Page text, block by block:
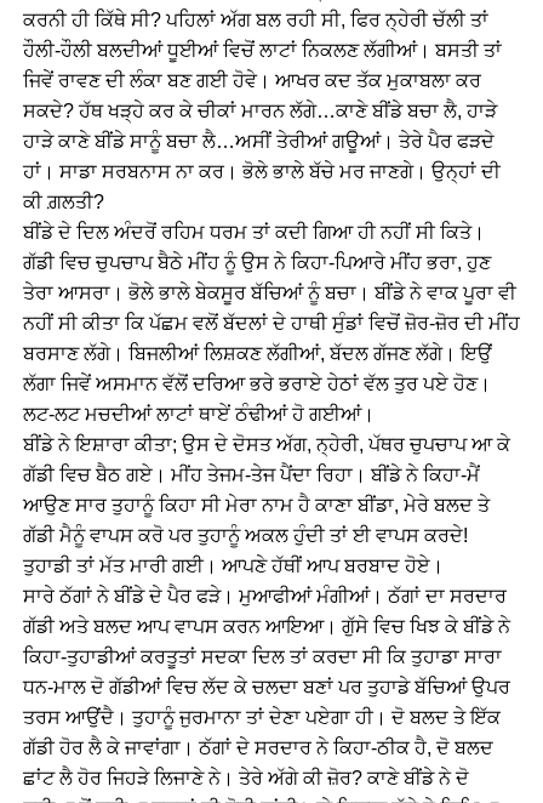
ਕਰਨੀ ਹੀ ਕਿੱਥੇ ਸੀ? ਪਹਿਲਾਂ ਅੱਗ ਬਲ ਰਹੀ ਸੀ, ਫਿਰ ਨ੍ਹੇਰੀ ਚੱਲੀ ਤਾਂ
ਹੌਲੀ-ਹੌਲੀ ਬਲਦੀਆਂ ਧੂਈਆਂ ਵਿਚੋਂ ਲਾਟਾਂ ਨਿਕਲਣ ਲੱਗੀਆਂ। ਬਸਤੀ ਤਾਂ
ਜਿਵੇਂ ਰਾਵਣ ਦੀ ਲੰਕਾ ਬਣ ਗਈ ਹੋਵੇ। ਆਖਰ ਕਦ ਤੱਕ ਮੁਕਾਬਲਾ ਕਰ
ਸਕਦੇ? ਹੱਥ ਖੜ੍ਹੇ ਕਰ ਕੇ ਚੀਕਾਂ ਮਾਰਨ ਲੱਗੇ…ਕਾਣੇ ਬੀਂਡੇ ਬਚਾ ਲੈ, ਹਾੜੇ
ਹਾੜੇ ਕਾਣੇ ਬੀਂਡੇ ਸਾਨੂੰ ਬਚਾ ਲੈ…ਅਸੀਂ ਤੇਰੀਆਂ ਗਊਆਂ। ਤੇਰੇ ਪੈਰ ਫੜਦੇ
ਹਾਂ। ਸਾਡਾ ਸਰਬਨਾਸ ਨਾ ਕਰ। ਭੋਲੇ ਭਾਲੇ ਬੱਚੇ ਮਰ ਜਾਣਗੇ। ਉਨ੍ਹਾਂ ਦੀ
ਕੀ ਗ਼ਲਤੀ?
ਬੀਂਡੇ ਦੇ ਦਿਲ ਅੰਦਰੋਂ ਰਹਿਮ ਧਰਮ ਤਾਂ ਕਦੀ ਗਿਆ ਹੀ ਨਹੀਂ ਸੀ ਕਿਤੇ।
ਗੱਡੀ ਵਿਚ ਚੁਪਚਾਪ ਬੈਠੇ ਮੀਂਹ ਨੂੰ ਉਸ ਨੇ ਕਿਹਾ-ਪਿਆਰੇ ਮੀਂਹ ਭਰਾ, ਹੁਣ
ਤੇਰਾ ਆਸਰਾ। ਭੋਲੇ ਭਾਲੇ ਬੇਕਸੂਰ ਬੱਚਿਆਂ ਨੂੰ ਬਚਾ। ਬੀਂਡੇ ਨੇ ਵਾਕ ਪੂਰਾ ਵੀ
ਨਹੀਂ ਸੀ ਕੀਤਾ ਕਿ ਪੱਛਮ ਵਲੋਂ ਬੱਦਲਾਂ ਦੇ ਹਾਥੀ ਸੁੰਡਾਂ ਵਿਚੋਂ ਜ਼ੋਰ-ਜ਼ੋਰ ਦੀ ਮੀਂਹ
ਬਰਸਾਣ ਲੱਗੇ। ਬਿਜਲੀਆਂ ਲਿਸ਼ਕਣ ਲੱਗੀਆਂ, ਬੱਦਲ ਗੱਜਣ ਲੱਗੇ। ਇਉਂ
ਲੱਗਾ ਜਿਵੇਂ ਅਸਮਾਨ ਵੱਲੋਂ ਦਰਿਆ ਭਰੇ ਭਰਾਏ ਹੇਠਾਂ ਵੱਲ ਤੁਰ ਪਏ ਹੋਣ।
ਲਟ-ਲਟ ਮਚਦੀਆਂ ਲਾਟਾਂ ਥਾਏਂ ਠੰਢੀਆਂ ਹੋ ਗਈਆਂ।
ਬੀਂਡੇ ਨੇ ਇਸ਼ਾਰਾ ਕੀਤਾ; ਉਸ ਦੇ ਦੋਸਤ ਅੱਗ, ਨ੍ਹੇਰੀ, ਪੱਥਰ ਚੁਪਚਾਪ ਆ ਕੇ
ਗੱਡੀ ਵਿਚ ਬੈਠ ਗਏ। ਮੀਂਹ ਤੇਜਮ-ਤੇਜ ਪੈਂਦਾ ਰਿਹਾ। ਬੀਂਡੇ ਨੇ ਕਿਹਾ-ਮੈਂ
ਆਉਣ ਸਾਰ ਤੁਹਾਨੂੰ ਕਿਹਾ ਸੀ ਮੇਰਾ ਨਾਮ ਹੈ ਕਾਣਾ ਬੀਂਡਾ, ਮੇਰੇ ਬਲਦ ਤੇ
ਗੱਡੀ ਮੈਨੂੰ ਵਾਪਸ ਕਰੋ ਪਰ ਤੁਹਾਨੂੰ ਅਕਲ ਹੁੰਦੀ ਤਾਂ ਈ ਵਾਪਸ ਕਰਦੇ!
ਤੁਹਾਡੀ ਤਾਂ ਮੱਤ ਮਾਰੀ ਗਈ। ਆਪਣੇ ਹੱਥੀਂ ਆਪ ਬਰਬਾਦ ਹੋਏ।
ਸਾਰੇ ਠੱਗਾਂ ਨੇ ਬੀਂਡੇ ਦੇ ਪੈਰ ਫੜੇ। ਮੁਆਫੀਆਂ ਮੰਗੀਆਂ। ਠੱਗਾਂ ਦਾ ਸਰਦਾਰ
ਗੱਡੀ ਅਤੇ ਬਲਦ ਆਪ ਵਾਪਸ ਕਰਨ ਆਇਆ। ਗੁੱਸੇ ਵਿਚ ਖਿਝ ਕੇ ਬੀਂਡੇ ਨੇ
ਕਿਹਾ-ਤੁਹਾਡੀਆਂ ਕਰਤੂਤਾਂ ਸਦਕਾ ਦਿਲ ਤਾਂ ਕਰਦਾ ਸੀ ਕਿ ਤੁਹਾਡਾ ਸਾਰਾ
ਧਨ-ਮਾਲ ਦੋ ਗੱਡੀਆਂ ਵਿਚ ਲੱਦ ਕੇ ਚਲਦਾ ਬਣਾਂ ਪਰ ਤੁਹਾਡੇ ਬੱਚਿਆਂ ਉਪਰ
ਤਰਸ ਆਉਂਦੈ। ਤੁਹਾਨੂੰ ਜੁਰਮਾਨਾ ਤਾਂ ਦੇਣਾ ਪਏਗਾ ਹੀ। ਦੋ ਬਲਦ ਤੇ ਇੱਕ
ਗੱਡੀ ਹੋਰ ਲੈ ਕੇ ਜਾਵਾਂਗਾ। ਠੱਗਾਂ ਦੇ ਸਰਦਾਰ ਨੇ ਕਿਹਾ-ਠੀਕ ਹੈ, ਦੋ ਬਲਦ
ਛਾਂਟ ਲੈ ਹੋਰ ਜਿਹੜੇ ਲਿਜਾਣੇ ਨੇ। ਤੇਰੇ ਅੱਗੇ ਕੀ ਜ਼ੋਰ? ਕਾਣੇ ਬੀਂਡੇ ਨੇ ਦੋ